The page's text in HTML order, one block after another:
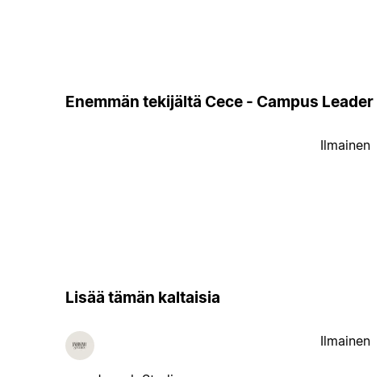
Enemmän tekijältä Cece - Campus Leader
Ilmainen
Lisää tämän kaltaisia
Ilmainen